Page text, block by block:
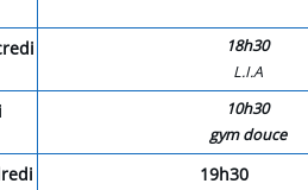
18h30
L.I.A
10h30
gym douce
19h30